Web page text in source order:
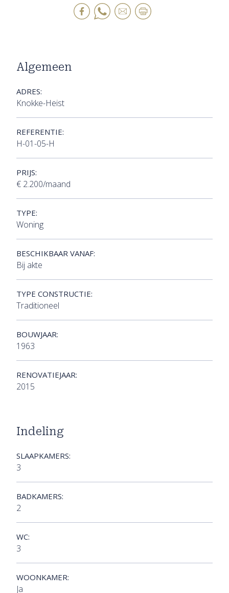
Algemeen
ADRES:
Knokke-Heist
REFERENTIE:
H-01-05-H
PRIJS:
€ 2.200/maand
TYPE:
Woning
BESCHIKBAAR VANAF:
Bij akte
TYPE CONSTRUCTIE:
Traditioneel
BOUWJAAR:
1963
RENOVATIEJAAR:
2015
Indeling
SLAAPKAMERS:
3
BADKAMERS:
2
WC:
3
WOONKAMER:
Ja